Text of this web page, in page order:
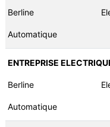
Berline
Automatique
ENTREPRISE
Berline
Automatique